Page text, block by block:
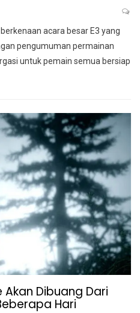
acara besar E3 yang
pengumuman permainan
untuk pemain semua bersiap
Dibuang Dari
Hari